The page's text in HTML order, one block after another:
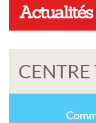
Actualités
CENTRE